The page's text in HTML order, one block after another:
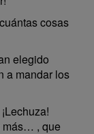
cosas
elegido
a mandar los
más… , que